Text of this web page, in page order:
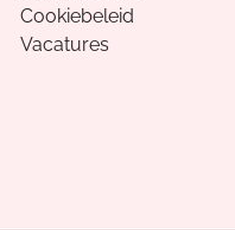
Cookiebeleid
Vacatures